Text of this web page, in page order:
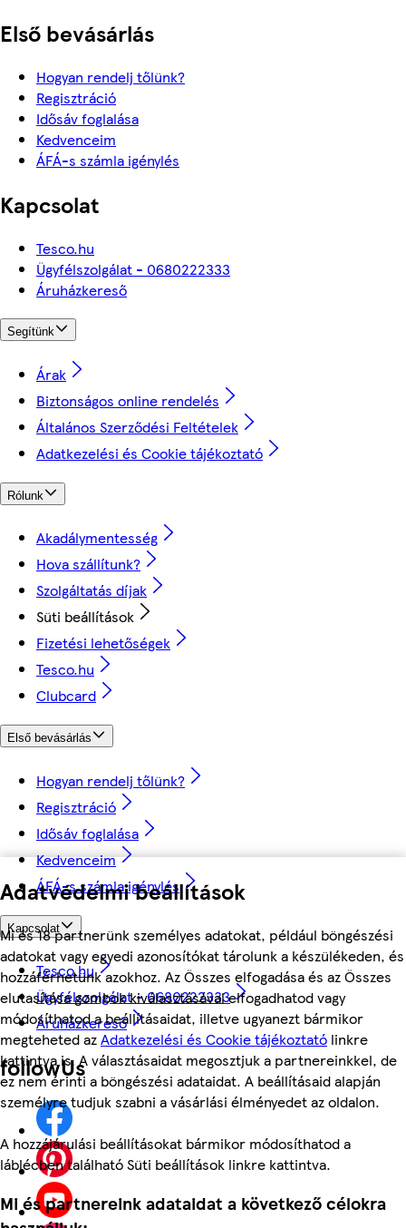
Adatvédelmi beállítások
Mi és 18 partnerünk személyes adatokat, például böngészési
adatokat vagy egyedi azonosítókat tárolunk a készülékeden, és
hozzáférhetünk azokhoz. Az Összes elfogadása és az Összes
elutasítása gombok kiválasztásával elfogadhatod vagy
módosíthatod a beállításaidat, illetve ugyanezt bármikor
megteheted azAdatkezelési és Cookie tájékoztató linkre
kattintva is. A választásaidat megosztjuk a partnereinkkel, de
ez nem érinti a böngészési adataidat. A beállításaid alapján
személyre tudjuk szabni a vásárlási élményedet az oldalon.
A hozzájárulási beállításokat bármikor módosíthatod a
láblécben található Süti beállítások linkre kattintva.
Mi és partnereink adataidat a következő célokra
Első bevásárlás
Hogyan rendelj tőlünk?
Regisztráció
Idősáv foglalása
Kedvenceim
ÁFÁ-s számla igénylés
Kapcsolat
Tesco.hu
Ügyfélszolgálat - 0680222333
Áruházkereső
Segítünk
Árak
Biztonságos online rendelés
Általános Szerződési Feltételek
Adatkezelési és Cookie tájékoztató
Rólunk
Akadálymentesség
Hova szállítunk?
Szolgáltatás díjak
Süti beállítások
Fizetési lehetőségek
Tesco.hu
Clubcard
Első bevásárlás
Hogyan rendelj tőlünk?
Regisztráció
Idősáv foglalása
Kedvenceim
ÁFÁ-s számla igénylés
Kapcsolat
Tesco.hu
Ügyfélszolgálat - 0680222333
Áruházkereső
followUs